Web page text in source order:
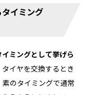
イミング
ミングとして挙げら
タイヤを交換するとき
のタイミングで通常